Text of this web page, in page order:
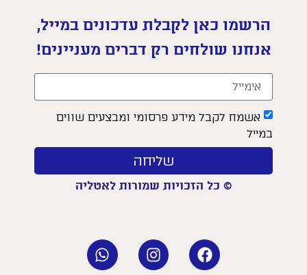
הרשמו כאן לקבלת עדכונים במייל,
אנחנו שולחים רק דברים מעניינים!
אשמח לקבל מידע פרסומי ומבצעים שווים
במייל
שליחה
© כל הזכויות שמורות לאטליה